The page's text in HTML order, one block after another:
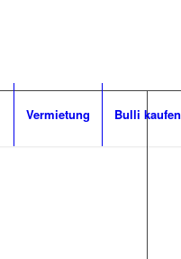
Vermietung Bulli kaufen